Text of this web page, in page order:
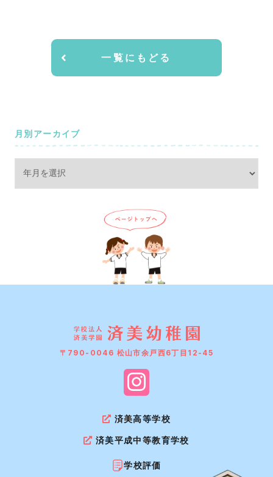
一覧にもどる
月別アーカイブ
〒790-0046 松山市余戸西6丁目12-45
済美高等学校
済美平成中等教育学校
学校評価